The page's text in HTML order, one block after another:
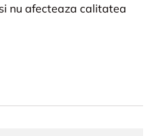
nu afecteaza calitatea